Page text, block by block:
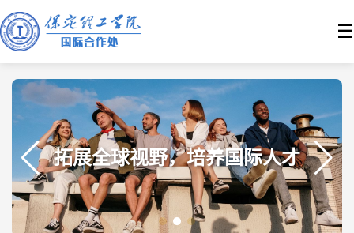
☰
拓展全球视野，培养国际人才